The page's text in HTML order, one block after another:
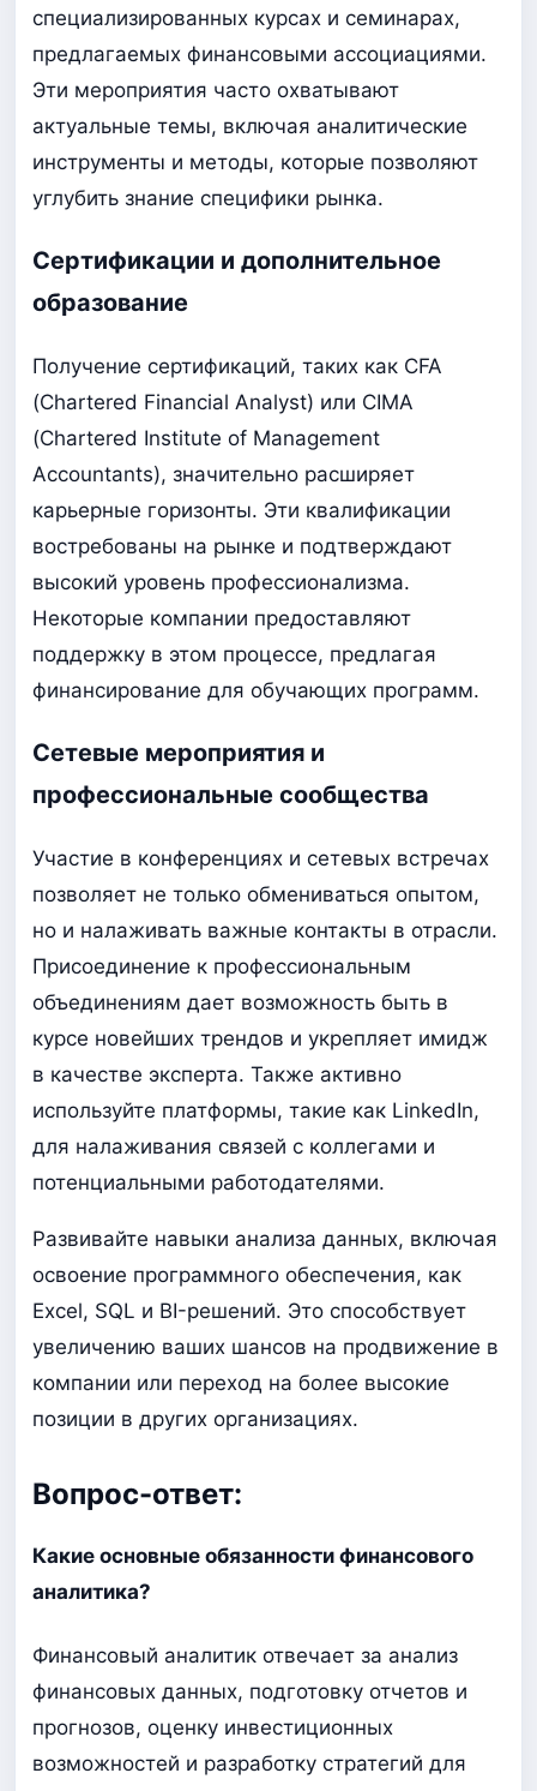
специализированных курсах и семинарах,
предлагаемых финансовыми ассоциациями.
Эти мероприятия часто охватывают
актуальные темы, включая аналитические
инструменты и методы, которые позволяют
углубить знание специфики рынка.
Сертификации и дополнительное
образование
Получение сертификаций, таких как CFA
(Chartered Financial Analyst) или CIMA
(Chartered Institute of Management
Accountants), значительно расширяет
карьерные горизонты. Эти квалификации
востребованы на рынке и подтверждают
высокий уровень профессионализма.
Некоторые компании предоставляют
поддержку в этом процессе, предлагая
финансирование для обучающих программ.
Сетевые мероприятия и
профессиональные сообщества
Участие в конференциях и сетевых встречах
позволяет не только обмениваться опытом,
но и налаживать важные контакты в отрасли.
Присоединение к профессиональным
объединениям дает возможность быть в
курсе новейших трендов и укрепляет имидж
в качестве эксперта. Также активно
используйте платформы, такие как LinkedIn,
для налаживания связей с коллегами и
потенциальными работодателями.
Развивайте навыки анализа данных, включая
освоение программного обеспечения, как
Excel, SQL и BI-решений. Это способствует
увеличению ваших шансов на продвижение в
компании или переход на более высокие
позиции в других организациях.
Вопрос-ответ:
Какие основные обязанности финансового
аналитика?
Финансовый аналитик отвечает за анализ
финансовых данных, подготовку отчетов и
прогнозов, оценку инвестиционных
возможностей и разработку стратегий для